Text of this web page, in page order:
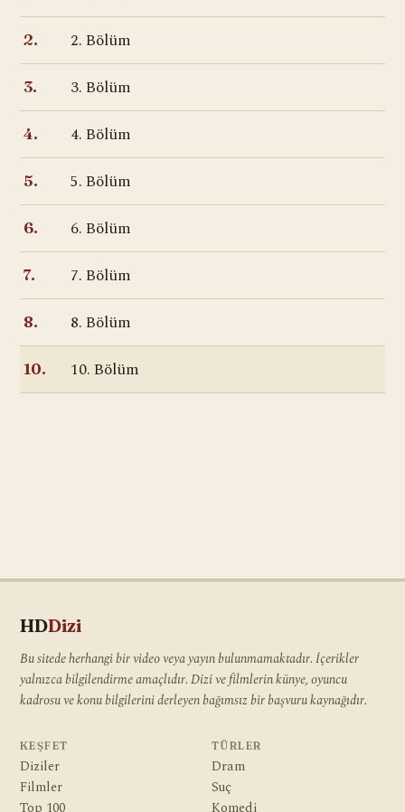
2. 2. Bölüm
3. 3. Bölüm
4. 4. Bölüm
5. 5. Bölüm
6. 6. Bölüm
7. 7. Bölüm
8. 8. Bölüm
10. 10. Bölüm
HDDizi
Bu sitede herhangi bir video veya yayın bulunmamaktadır. İçerikler
yalnızca bilgilendirme amaçlıdır. Dizi ve filmlerin künye, oyuncu
kadrosu ve konu bilgilerini derleyen bağımsız bir başvuru kaynağıdır.
KEŞFET
Diziler
Filmler
TÜRLER
Dram
Suç